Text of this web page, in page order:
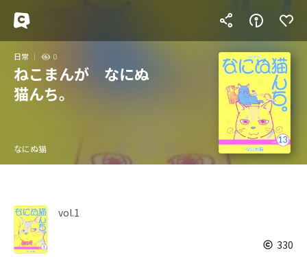
日常 0
ねこまんが なにぬ
猫んち。
なにぬ猫
vol.1
330